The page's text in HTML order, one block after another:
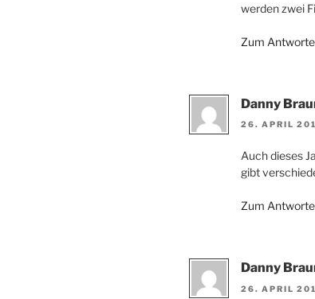
werden zwei
Zum
Danny
26. APRIL
Auch dieses
gibt
Zum
Danny
26. APRIL